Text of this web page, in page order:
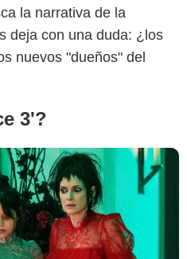
la narrativa de la
deja con una duda: ¿los
nuevos "dueños" del
3'?